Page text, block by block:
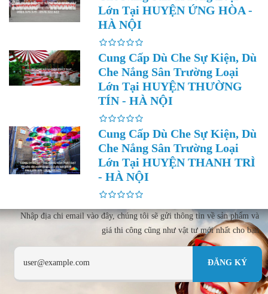
Lớn Tại HUYỆN ỨNG HÒA -
HÀ NỘI
Cung Cấp Dù Che Sự Kiện, Dù
Che Nắng Sân Trường Loại
Lớn Tại HUYỆN THƯỜNG
TÍN - HÀ NỘI
Cung Cấp Dù Che Sự Kiện, Dù
Che Nắng Sân Trường Loại
Lớn Tại HUYỆN THANH TRÌ
- HÀ NỘI
Nhập địa chi email vào đây, chúng tôi sẽ gửi thông tin về sản phẩm và
giá thi công cũng như vật tư mới nhất cho bạn